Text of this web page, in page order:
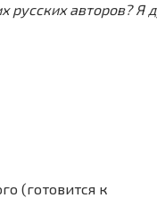
русских авторов? Я
(готовится к